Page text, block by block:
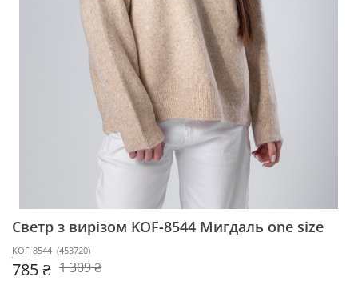
Светр з вирізом KOF-8544 Мигдаль one size
KOF-8544 (453720)
785 ₴ 1 309 ₴